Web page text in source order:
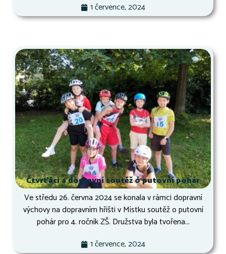
1 července, 2024
Čtvrťáci a dopravní soutěž o putovní pohár
Ve středu 26. června 2024 se konala v rámci dopravní
výchovy na dopravním hřišti v Místku soutěž o putovní
pohár pro 4. ročník ZŠ. Družstva byla tvořena...
1 července, 2024